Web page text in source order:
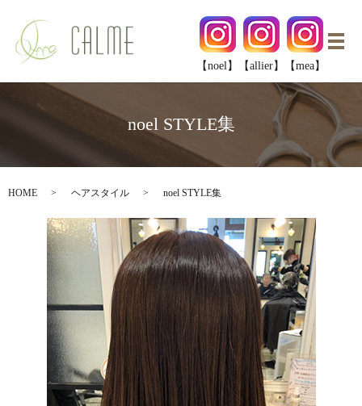
メ
【noel】
【allier】 【mea】
noel STYLE集
HOME ヘアスタイル noel STYLE集